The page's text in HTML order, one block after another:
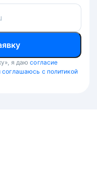
я даю согласие
с политикой